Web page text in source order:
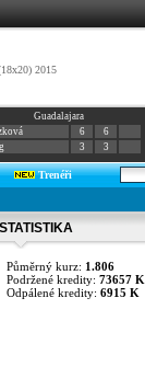
2015
Guadalajara
6
6
3 3
Trenéři
STATISTIKA
Půměrný kurz: 1.806
Podržené kredity: 73657 K
Odpálené kredity: 6915 K